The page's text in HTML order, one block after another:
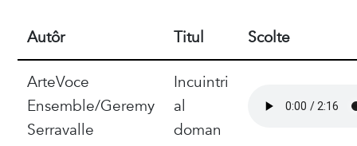
Autôr Titul Scolte
ArteVoce
Ensemble/Geremy
Serravalle
Incuintri
al
doman